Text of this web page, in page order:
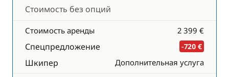
Стоимость без опций
Стоимость аренды 2 399 €
Спецпредложение -720 €
Шкипер Дополнительная услуга